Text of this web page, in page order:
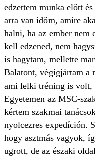
edzettem munka előtt
arra van időm, amire
halni, ha az ember nem
kell edzened, nem
is hagytam, mellette
Balatont, végigjártam a
ami lelki tréning is volt,
Egyetemen az MSC-
kértem szakmai
nyolcezres expedíción.
hogy asztmás vagyok,
ugrott, de az északi